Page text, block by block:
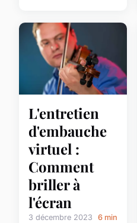
L'entretien
d'embauche
virtuel :
Comment
briller à
l'écran
3 décembre 2023 6 min